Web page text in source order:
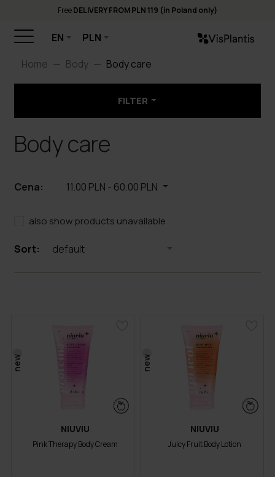
FreeDELIVERY FROM PLN 119 (in Poland only)
EN
PLN
Home
Body Body care
FILTER
Body care
Cena: 11.00 PLN - 60.00 PLN
also show products unavailable
Sort: default
new
NIUVIU
Pink Therapy Body Cream
new
NIUVIU
Juicy Fruit Body Lotion